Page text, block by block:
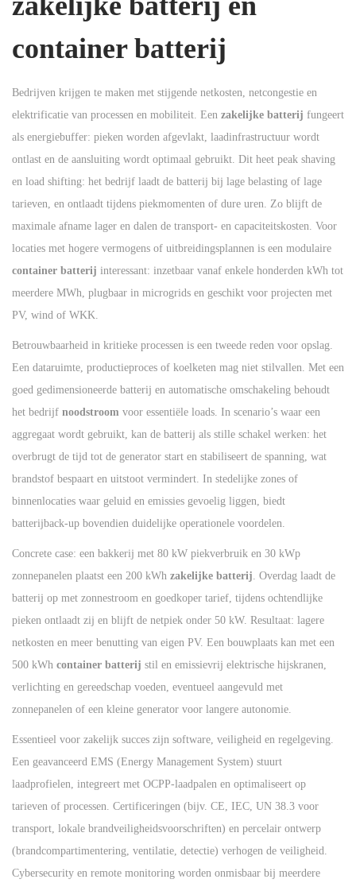
container batterij
Bedrijven krijgen te maken met stijgende netkosten, netcongestie en
elektrificatie van processen en mobiliteit. Een zakelijke batterij fungeert
als energiebuffer: pieken worden afgevlakt, laadinfrastructuur wordt
ontlast en de aansluiting wordt optimaal gebruikt. Dit heet peak shaving
en load shifting: het bedrijf laadt de batterij bij lage belasting of lage
tarieven, en ontlaadt tijdens piekmomenten of dure uren. Zo blijft de
maximale afname lager en dalen de transport- en capaciteitskosten. Voor
locaties met hogere vermogens of uitbreidingsplannen is een modulaire
container batterij interessant: inzetbaar vanaf enkele honderden kWh tot
meerdere MWh, plugbaar in microgrids en geschikt voor projecten met
PV, wind of WKK.
Betrouwbaarheid in kritieke processen is een tweede reden voor opslag.
Een dataruimte, productieproces of koelketen mag niet stilvallen. Met een
goed gedimensioneerde batterij en automatische omschakeling behoudt
het bedrijf noodstroom voor essentiële loads. In scenario’s waar een
aggregaat wordt gebruikt, kan de batterij als stille schakel werken: het
overbrugt de tijd tot de generator start en stabiliseert de spanning, wat
brandstof bespaart en uitstoot vermindert. In stedelijke zones of
binnenlocaties waar geluid en emissies gevoelig liggen, biedt
batterijback-up bovendien duidelijke operationele voordelen.
Concrete case: een bakkerij met 80 kW piekverbruik en 30 kWp
zonnepanelen plaatst een 200 kWh zakelijke batterij. Overdag laadt de
batterij op met zonnestroom en goedkoper tarief, tijdens ochtendlijke
pieken ontlaadt zij en blijft de netpiek onder 50 kW. Resultaat: lagere
netkosten en meer benutting van eigen PV. Een bouwplaats kan met een
500 kWh container batterij stil en emissievrij elektrische hijskranen,
verlichting en gereedschap voeden, eventueel aangevuld met
zonnepanelen of een kleine generator voor langere autonomie.
Essentieel voor zakelijk succes zijn software, veiligheid en regelgeving.
Een geavanceerd EMS (Energy Management System) stuurt
laadprofielen, integreert met OCPP-laadpalen en optimaliseert op
tarieven of processen. Certificeringen (bijv. CE, IEC, UN 38.3 voor
transport, lokale brandveiligheidsvoorschriften) en percelair ontwerp
(brandcompartimentering, ventilatie, detectie) verhogen de veiligheid.
Cybersecurity en remote monitoring worden onmisbaar bij meerdere